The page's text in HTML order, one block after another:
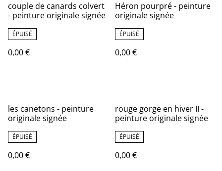
couple de canards colvert
- peinture originale signée
ÉPUISÉ
0,00 €
Héron pourpré - peinture
originale signée
ÉPUISÉ
0,00 €
les canetons - peinture
originale signée
ÉPUISÉ
0,00 €
rouge gorge en hiver II -
peinture originale signée
ÉPUISÉ
0,00 €